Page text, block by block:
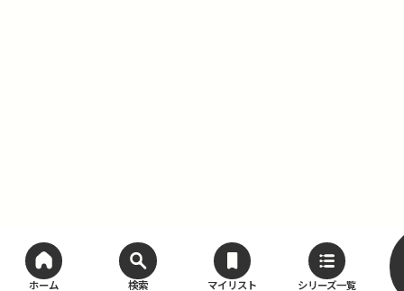
ホーム 検索 マイリスト シリーズ一覧